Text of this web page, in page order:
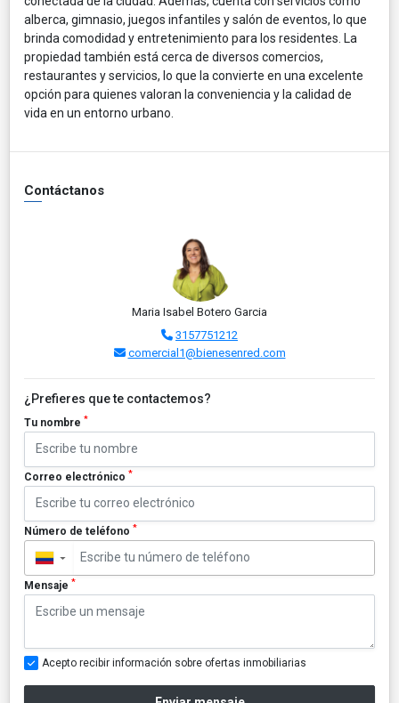
alberca, gimnasio, juegos infantiles y salón de eventos, lo que
brinda comodidad y entretenimiento para los residentes. La
propiedad también está cerca de diversos comercios,
restaurantes y servicios, lo que la convierte en una excelente
opción para quienes valoran la conveniencia y la calidad de
vida en un entorno urbano.
Contáctanos
Maria Isabel Botero Garcia
3157751212
comercial1@bienesenred.com
¿Prefieres que te contactemos?
Tu nombre *
Correo electrónico *
Número de teléfono *
▼
Mensaje *
Acepto recibir información sobre ofertas inmobiliarias